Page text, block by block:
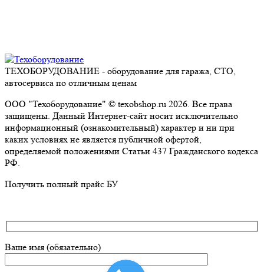
ТЕХОБОРУДОВАНИЕ - оборудование для гаража, СТО,
автосервиса по отличным ценам
ООО "Техоборудование" © texobshop.ru 2026. Все права
защищены. Данный Интернет-сайт носит исключительно
информационный (ознакомительный) характер и ни при
каких условиях не является публичной офертой,
определяемой положениями Статьи 437 Гражданского кодекса
РФ.
Go
Получить полный прайс БУ
Ваше имя (обязательно)